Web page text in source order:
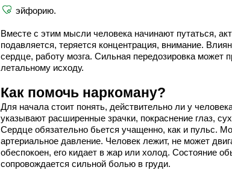
эйфорию.
Вместе с этим мысли человека начинают путаться,
подавляется, теряется концентрация, внимание.
сердце, работу мозга. Сильная передозировка может
летальному исходу.
Как помочь наркоману?
Для начала стоит понять, действительно ли у
указывают расширенные зрачки, покраснение глаз,
Сердце обязательно бьется учащенно, как и пульс.
артериальное давление. Человек лежит, не может
обеспокоен, его кидает в жар или холод. Состояние
сопровождается сильной болью в груди.